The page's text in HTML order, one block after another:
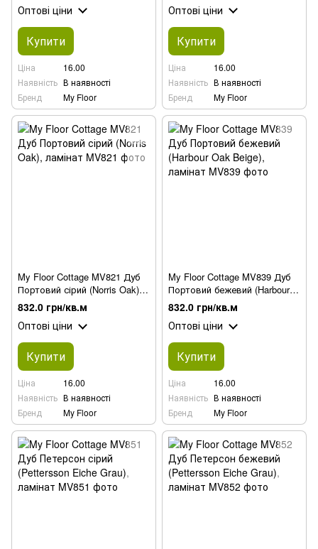
Оптові ціни
Купити
Ціна
16.00
Наявність В наявності
Бренд
My Floor
Оптові ціни
Купити
Ціна
16.00
Наявність В наявності
Бренд
My Floor
My Floor Cottage MV821 Дуб
Портовий сірий (Norris Oak),
ламінат
832.0 грн/кв.м
Оптові ціни
Купити
Ціна
16.00
Наявність В наявності
Бренд
My Floor
My Floor Cottage MV839 Дуб
Портовий бежевий (Harbour
Oak Beige), ламінат
832.0 грн/кв.м
Оптові ціни
Купити
Ціна
16.00
Наявність В наявності
Бренд
My Floor